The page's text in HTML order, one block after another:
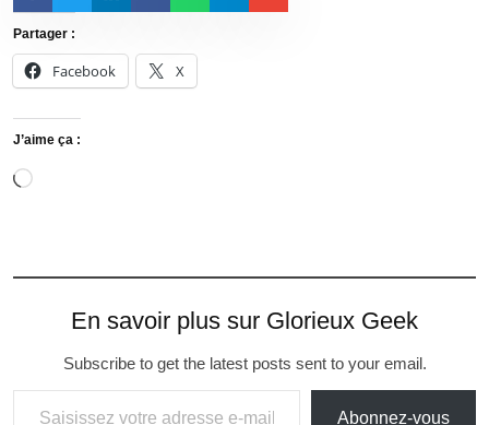
Partager :
Facebook X
J’aime ça :
En savoir plus sur Glorieux Geek
Subscribe to get the latest posts sent to your email.
Abonnez-vous